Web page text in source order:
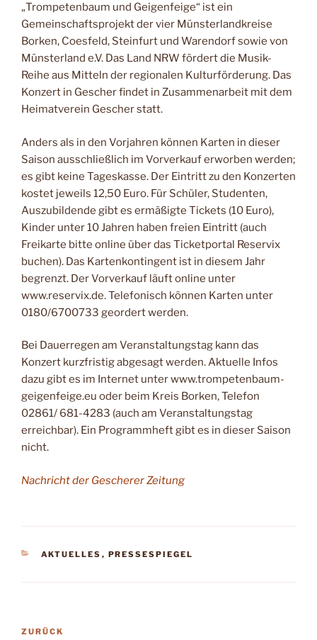
„Trompetenbaum und Geigenfeige“ ist ein
Gemeinschaftsprojekt der vier Münsterlandkreise
Borken, Coesfeld, Steinfurt und Warendorf sowie von
Münsterland e.V. Das Land NRW fördert die Musik-
Reihe aus Mitteln der regionalen Kulturförderung. Das
Konzert in Gescher findet in Zusammenarbeit mit dem
Heimatverein Gescher statt.
Anders als in den Vorjahren können Karten in dieser
Saison ausschließlich im Vorverkauf erworben werden;
es gibt keine Tageskasse. Der Eintritt zu den Konzerten
kostet jeweils 12,50 Euro. Für Schüler, Studenten,
Auszubildende gibt es ermäßigte Tickets (10 Euro),
Kinder unter 10 Jahren haben freien Eintritt (auch
Freikarte bitte online über das Ticketportal Reservix
buchen). Das Kartenkontingent ist in diesem Jahr
begrenzt. Der Vorverkauf läuft online unter
www.reservix.de. Telefonisch können Karten unter
0180/6700733 geordert werden.
Bei Dauerregen am Veranstaltungstag kann das
Konzert kurzfristig abgesagt werden. Aktuelle Infos
dazu gibt es im Internet unter www.trompetenbaum-
geigenfeige.eu oder beim Kreis Borken, Telefon
02861/ 681-4283 (auch am Veranstaltungstag
erreichbar). Ein Programmheft gibt es in dieser Saison
nicht.
Nachricht der Gescherer Zeitung
KATEGORIEN
AKTUELLES , PRESSESPIEGEL
Beitragsnavigation
Vorheriger
ZURÜCK